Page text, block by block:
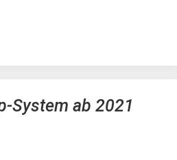
System ab 2021